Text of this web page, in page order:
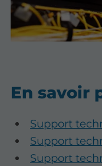
En savoir
Support
Support
Support